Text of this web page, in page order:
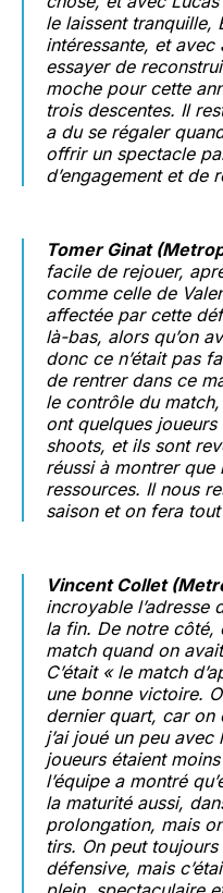
le laissent tranquille,
intéressante, et
essayer de
moche pour cette
trois descentes. Il
a du se régaler
offrir un spectacle
d’engagement et de
Tomer Ginat
facile de rejouer,
comme celle de
affectée par cette
là-bas, alors qu’on
donc ce n’était pas
de rentrer dans ce
le contrôle du
ont quelques
shoots, et ils sont
réussi à montrer
ressources. Il nous
saison et on fera
Vincent Collet
incroyable l’adresse
la fin. De notre côté,
match quand on
C’était « le match
une bonne victoire.
dernier quart, car on
j’ai joué un peu
joueurs étaient
l’équipe a montré
la maturité aussi,
prolongation, mais
tirs. On peut toujours
défensive, mais